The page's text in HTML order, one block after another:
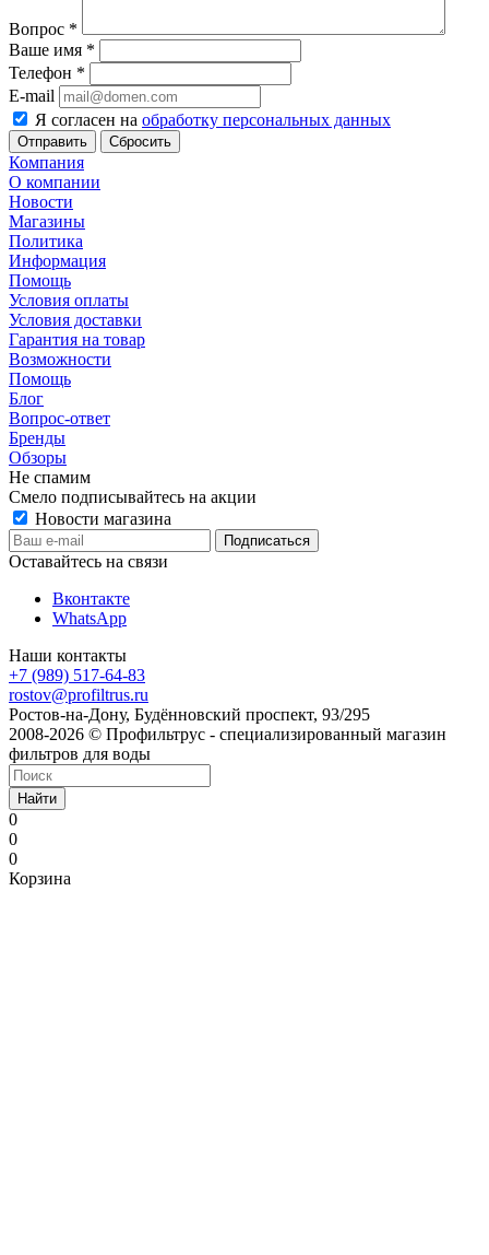
Вопрос *
Ваше имя *
Телефон *
E-mail
Я согласен на обработку персональных данных
Сбросить
Компания
О компании
Новости
Магазины
Политика
Информация
Помощь
Условия оплаты
Условия доставки
Гарантия на товар
Возможности
Помощь
Блог
Вопрос-ответ
Бренды
Обзоры
Не спамим
Смело подписывайтесь на акции
Новости магазина
Оставайтесь на связи
Вконтакте
WhatsApp
Наши контакты
+7 (989) 517-64-83
rostov@profiltrus.ru
Ростов-на-Дону, Будённовский проспект, 93/295
2008-2026 © Профильтрус - специализированный магазин
фильтров для воды
Найти
0
0
0
Корзина